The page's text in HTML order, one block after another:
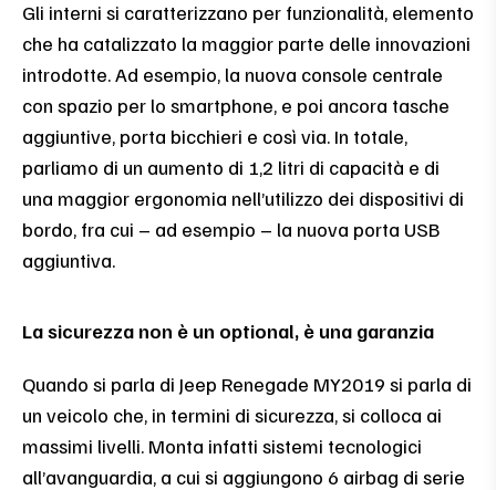
Gli interni si caratterizzano per funzionalità, elemento
che ha catalizzato la maggior parte delle innovazioni
introdotte. Ad esempio, la nuova console centrale
con spazio per lo smartphone, e poi ancora tasche
aggiuntive, porta bicchieri e così via. In totale,
parliamo di un aumento di 1,2 litri di capacità e di
una maggior ergonomia nell’utilizzo dei dispositivi di
bordo, fra cui – ad esempio – la nuova porta USB
aggiuntiva.
La sicurezza non è un optional, è una garanzia
Quando si parla di Jeep Renegade MY2019 si parla di
un veicolo che, in termini di sicurezza, si colloca ai
massimi livelli. Monta infatti sistemi tecnologici
all’avanguardia, a cui si aggiungono 6 airbag di serie